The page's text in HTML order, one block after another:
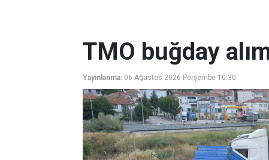
TMO buğday
Yayınlanma: 06 Ağustos 2026 Perşembe 10:30